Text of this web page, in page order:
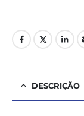
DESCRIÇÃO